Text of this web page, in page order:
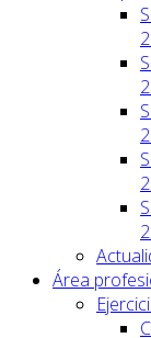
Área